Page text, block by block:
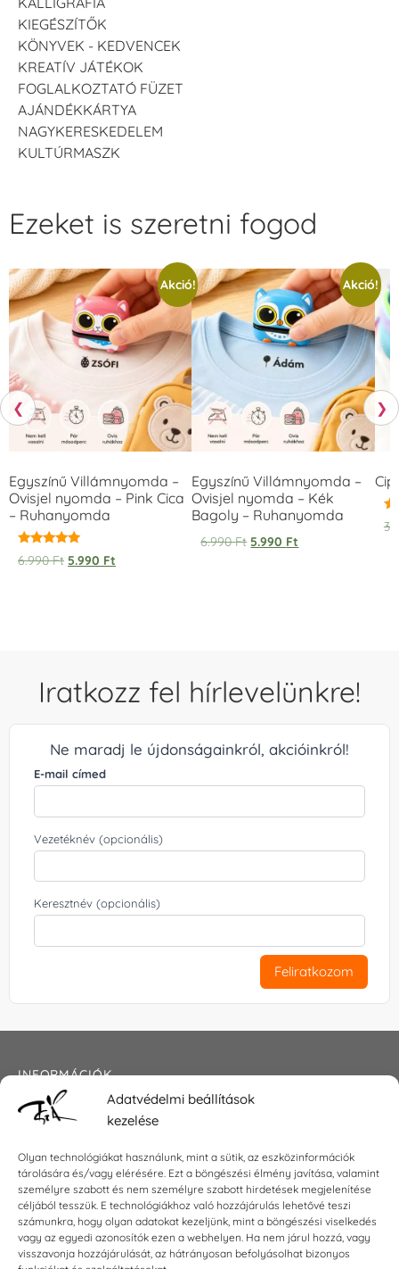
Adatvédelmi beállítások
kezelése
Olyan technológiákat használunk, mint a sütik, az eszközinformációk
tárolására és/vagy elérésére. Ezt a böngészési élmény javítása, valamint
személyre szabott és nem személyre szabott hirdetések megjelenítése
céljából tesszük. E technológiákhoz való hozzájárulás lehetővé teszi
számunkra, hogy olyan adatokat kezeljünk, mint a böngészési viselkedés
vagy az egyedi azonosítók ezen a webhelyen. Ha nem járul hozzá, vagy
visszavonja hozzájárulását, az hátrányosan befolyásolhat bizonyos
KIEGÉSZÍTŐK
KÖNYVEK - KEDVENCEK
KREATÍV JÁTÉKOK
FOGLALKOZTATÓ FÜZET
AJÁNDÉKKÁRTYA
NAGYKERESKEDELEM
KULTÚRMASZK
❮
Ezeket is szeretni fogod
Akció!
Egyszínű Villámnyomda –
Ovisjel nyomda – Pink Cica
– Ruhanyomda
Értékelés:
5.00
6.990Ft 5.990 Ft
Akció!
Egyszínű Villámnyomda –
Ovisjel nyomda – Kék
Bagoly – Ruhanyomda
6.990Ft 5.990 Ft
❯
Iratkozz fel hírlevelünkre!
Ne maradj le újdonságainkról, akcióinkról!
E-mail címed
Vezetéknév (opcionális)
Keresztnév (opcionális)
Feliratkozom
INFORMÁCIÓK
Általános szerződési feltételek
Impresszum
KAPCSOLAT
E-mail:shop@torokszilvi.com